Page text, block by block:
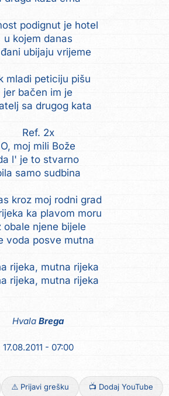
podignut je hotel
u kojem danas
ubijaju vrijeme
mladi peticiju pišu
jer bačen im je
sa drugog kata
Ref. 2x
O, moj mili Bože
l' je to stvarno
samo sudbina
kroz moj rodni grad
ka plavom moru
obale njene bijele
voda posve mutna
rijeka, mutna rijeka
rijeka, mutna rijeka
Hvala Brega
17.08.2011 - 07:00
⚠️ Prijavi grešku 📺 Dodaj YouTube